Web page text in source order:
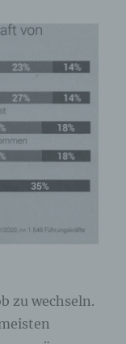
zu wechseln.